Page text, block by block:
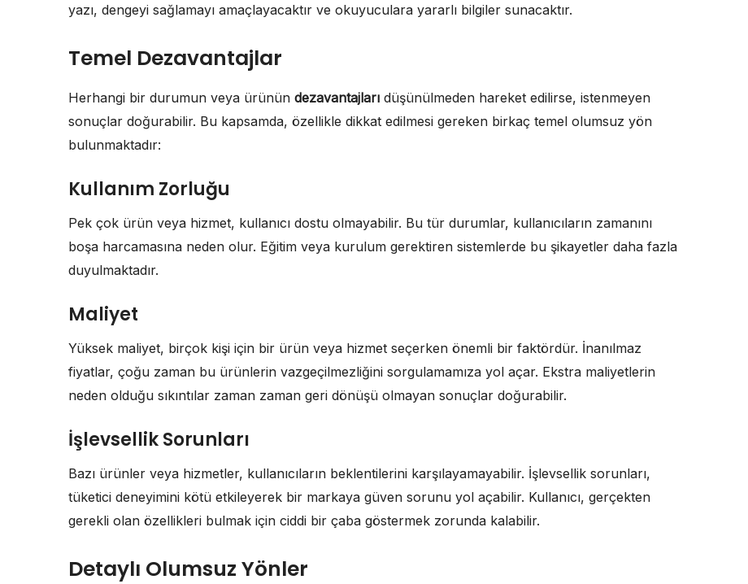
yazı, dengeyi sağlamayı amaçlayacaktır ve okuyuculara yararlı bilgiler sunacaktır.
Temel Dezavantajlar
Herhangi bir durumun veya ürünün dezavantajları düşünülmeden hareket edilirse, istenmeyen
sonuçlar doğurabilir. Bu kapsamda, özellikle dikkat edilmesi gereken birkaç temel olumsuz yön
bulunmaktadır:
Kullanım Zorluğu
Pek çok ürün veya hizmet, kullanıcı dostu olmayabilir. Bu tür durumlar, kullanıcıların zamanını
boşa harcamasına neden olur. Eğitim veya kurulum gerektiren sistemlerde bu şikayetler daha fazla
duyulmaktadır.
Maliyet
Yüksek maliyet, birçok kişi için bir ürün veya hizmet seçerken önemli bir faktördür. İnanılmaz
fiyatlar, çoğu zaman bu ürünlerin vazgeçilmezliğini sorgulamamıza yol açar. Ekstra maliyetlerin
neden olduğu sıkıntılar zaman zaman geri dönüşü olmayan sonuçlar doğurabilir.
İşlevsellik Sorunları
Bazı ürünler veya hizmetler, kullanıcıların beklentilerini karşılayamayabilir. İşlevsellik sorunları,
tüketici deneyimini kötü etkileyerek bir markaya güven sorunu yol açabilir. Kullanıcı, gerçekten
gerekli olan özellikleri bulmak için ciddi bir çaba göstermek zorunda kalabilir.
Detaylı Olumsuz Yönler